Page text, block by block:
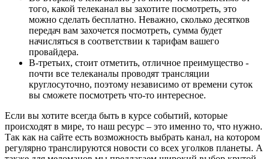
того, какой телеканал вы захотите посмотреть, это
можно сделать бесплатно. Неважно, сколько десятков
передач вам захочется посмотреть, сумма будет
начисляться в соответствии к тарифам вашего
провайдера.
В-третьих, стоит отметить, отличное преимущество -
почти все телеканалы проводят трансляции
круглосуточно, поэтому независимо от времени суток
вы сможете посмотреть что-то интересное.
Если вы хотите всегда быть в курсе событий, которые
происходят в мире, то наш ресурс – это именно то, что нужно.
Так как на сайте есть возможность выбрать канал, на котором
регулярно транслируются новости со всех уголков планеты. А